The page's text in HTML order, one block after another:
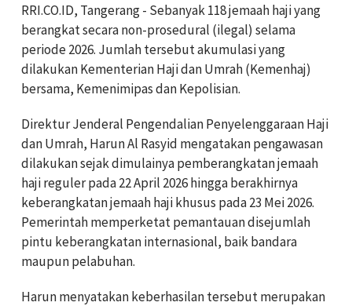
RRI.CO.ID, Tangerang - Sebanyak 118 jemaah haji yang
berangkat secara non-prosedural (ilegal) selama
periode 2026. Jumlah tersebut akumulasi yang
dilakukan Kementerian Haji dan Umrah (Kemenhaj)
bersama, Kemenimipas dan Kepolisian.
Direktur Jenderal Pengendalian Penyelenggaraan Haji
dan Umrah, Harun Al Rasyid mengatakan pengawasan
dilakukan sejak dimulainya pemberangkatan jemaah
haji reguler pada 22 April 2026 hingga berakhirnya
keberangkatan jemaah haji khusus pada 23 Mei 2026.
Pemerintah memperketat pemantauan disejumlah
pintu keberangkatan internasional, baik bandara
maupun pelabuhan.
Harun menyatakan keberhasilan tersebut merupakan